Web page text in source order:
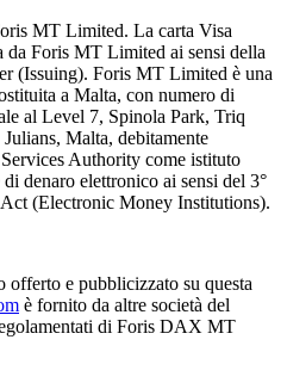
MT Limited. La carta Visa
da Foris MT Limited ai sensi della
(Issuing). Foris MT Limited è una
a Malta, con numero di
al Level 7, Spinola Park, Triq
Malta, debitamente
Authority come istituto
denaro elettronico ai sensi del 3°
(Electronic Money Institutions).
e pubblicizzato su questa
è fornito da altre società del
di Foris DAX MT